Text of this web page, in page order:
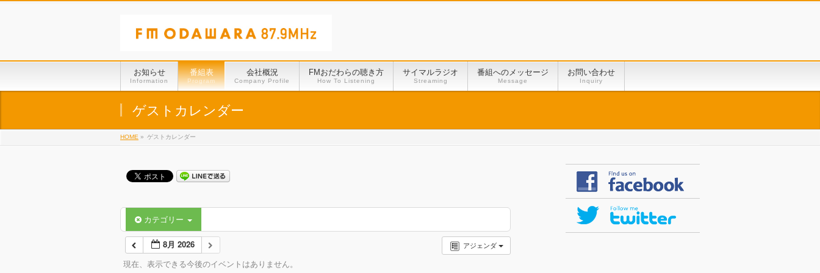
お知らせ
Information
番組表
Program
会社概況
Company Profile
FMおだわらの聴き方
How To Listening
サイマルラジオ
Streaming
番組へのメッセージ
Message
お問い合わせ
Inquiry
ゲストカレンダー
HOME » ゲストカレンダー
カテゴリー
アジェンダ
8月 2026
現在、表示できる今後のイベントはありません。